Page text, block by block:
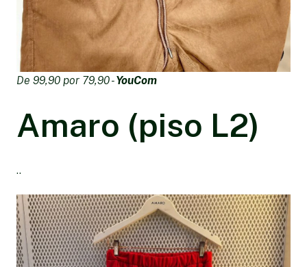
De 99,90 por 79,90 -YouCom
Amaro (piso L2)
..